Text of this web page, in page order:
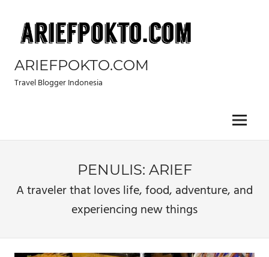
content
ARIEFPOKTO.COM
Travel Blogger Indonesia
Menu
PENULIS: ARIEF
A traveler that loves life, food, adventure, and
experiencing new things